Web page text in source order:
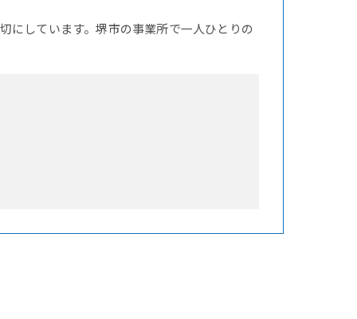
にしています。堺市の事業所で一人ひとりの